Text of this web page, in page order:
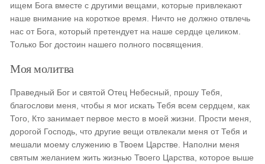
ищем Бога вместе с другими вещами, которые привлекают
наше внимание на короткое время. Ничто не должно отвлечь
нас от Бога, который претендует на наше сердце целиком.
Только Бог достоин нашего полного посвящения.
Моя молитва
Праведный Бог и святой Отец Небесный, прошу Тебя,
благослови меня, чтобы я мог искать Тебя всем сердцем, как
Того, Кто занимает первое место в моей жизни. Прости меня,
дорогой Господь, что другие вещи отвлекали меня от Тебя и
мешали моему служению в Твоем Царстве. Наполни меня
святым желанием жить жизнью Твоего Царства, которое выше